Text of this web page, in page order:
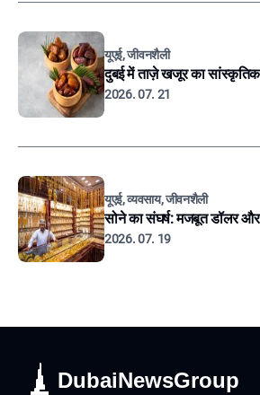
यूएई, जीवनशैली
दुबई में ताज़े खजूर का
2026. 07. 21
यूएई, व्यवसाय, जीवनशैली
सोने का संघर्ष: मजबूत डॉलर और
2026. 07. 19
DubaiNewsGroup